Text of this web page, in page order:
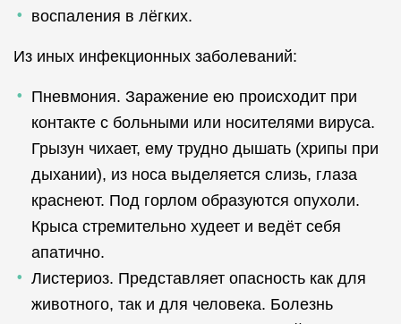
воспаления в лёгких.
Из иных инфекционных заболеваний:
Пневмония. Заражение ею происходит при
контакте с больными или носителями вируса.
Грызун чихает, ему трудно дышать (хрипы при
дыхании), из носа выделяется слизь, глаза
краснеют. Под горлом образуются опухоли.
Крыса стремительно худеет и ведёт себя
апатично.
Листериоз. Представляет опасность как для
животного, так и для человека. Болезнь